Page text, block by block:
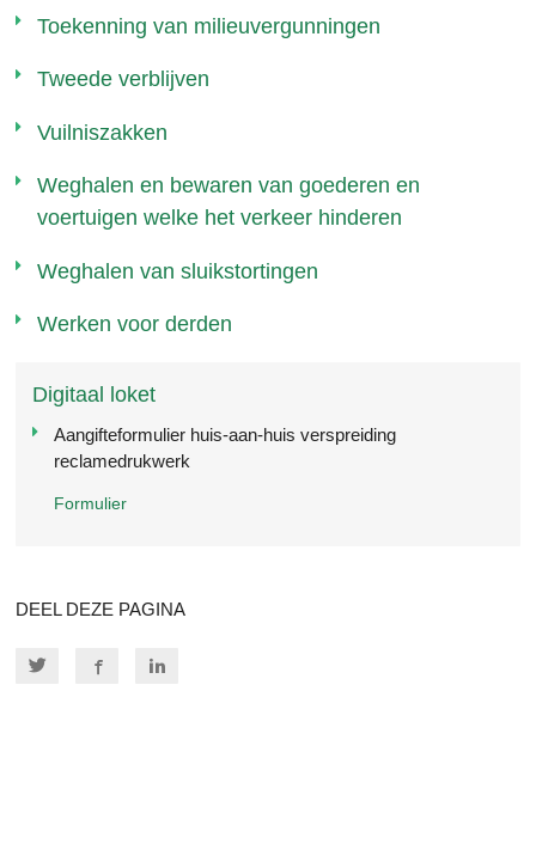
Toekenning van milieuvergunningen
Tweede verblijven
Vuilniszakken
Weghalen en bewaren van goederen en
voertuigen welke het verkeer hinderen
Weghalen van sluikstortingen
Werken voor derden
Digitaal loket
Aangifteformulier huis-aan-huis verspreiding
reclamedrukwerk
Formulier
DEEL DEZE PAGINA